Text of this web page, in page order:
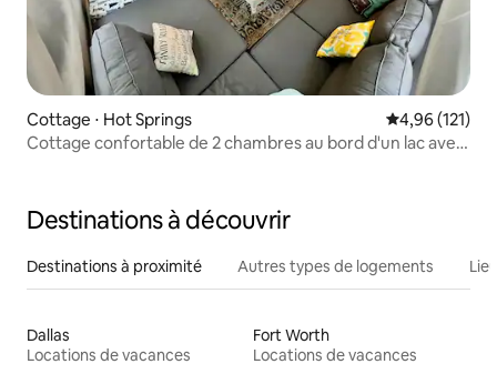
Cottage ⋅ Hot Springs Évaluation
4,96 (121)
Cottage confortable de 2 chambres au bord d'un lac avec
Destinations à découvrir
Destinations à proximité Autres types de logements
Dallas
Locations de vacances
Fort Worth
Locations de vacances